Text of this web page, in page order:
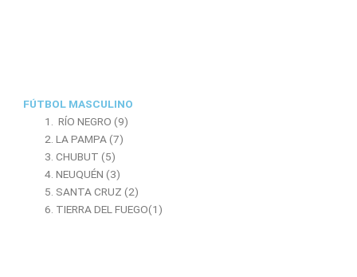
FÚTBOL MASCULINO
RÍO NEGRO (9)
LA PAMPA (7)
CHUBUT (5)
NEUQUÉN (3)
SANTA CRUZ (2)
TIERRA DEL FUEGO(1)